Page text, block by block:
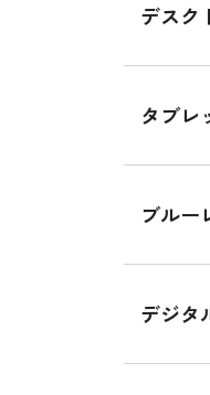
デスク
タブレ
ブルー
デジタ